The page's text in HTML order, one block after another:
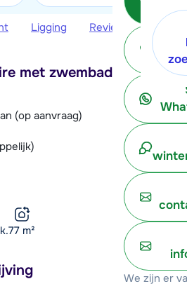
We zijn er
Ligging Reviews
met zwembad, sauna en
(op aanvraag)
77 m²